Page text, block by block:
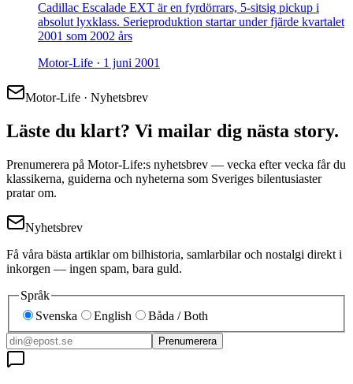
Cadillac Escalade EXT är en fyrdörrars, 5-sitsig pickup i
absolut lyxklass. Serieproduktion startar under fjärde kvartalet
2001 som 2002 års
Motor-Life · 1 juni 2001
Motor-Life · Nyhetsbrev
Läste du klart? Vi mailar dig nästa story.
Prenumerera på Motor-Life:s nyhetsbrev — vecka efter vecka får du
klassikerna, guiderna och nyheterna som Sveriges bilentusiaster
pratar om.
Nyhetsbrev
Få våra bästa artiklar om bilhistoria, samlarbilar och nostalgi direkt i
inkorgen — ingen spam, bara guld.
Språk
Svenska
English Båda / Both
Prenumerera